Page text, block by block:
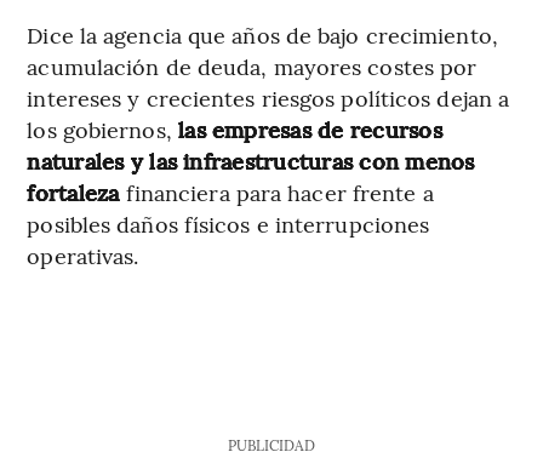
Dice la agencia que años de bajo crecimiento,
acumulación de deuda, mayores costes por
intereses y crecientes riesgos políticos dejan a
los gobiernos, las empresas de recursos
naturales y las infraestructuras con menos
fortalezafinanciera para hacer frente a
posibles daños físicos e interrupciones
operativas.
PUBLICIDAD